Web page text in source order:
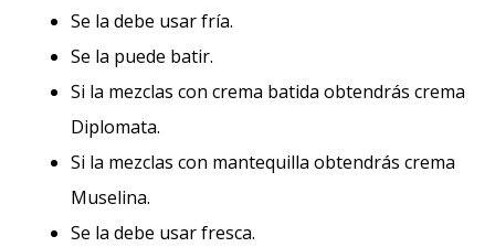
Se la debe usar fría.
Se la puede batir.
Si la mezclas con crema batida obtendrás crema
Diplomata.
Si la mezclas con mantequilla obtendrás crema
Muselina.
Se la debe usar fresca.